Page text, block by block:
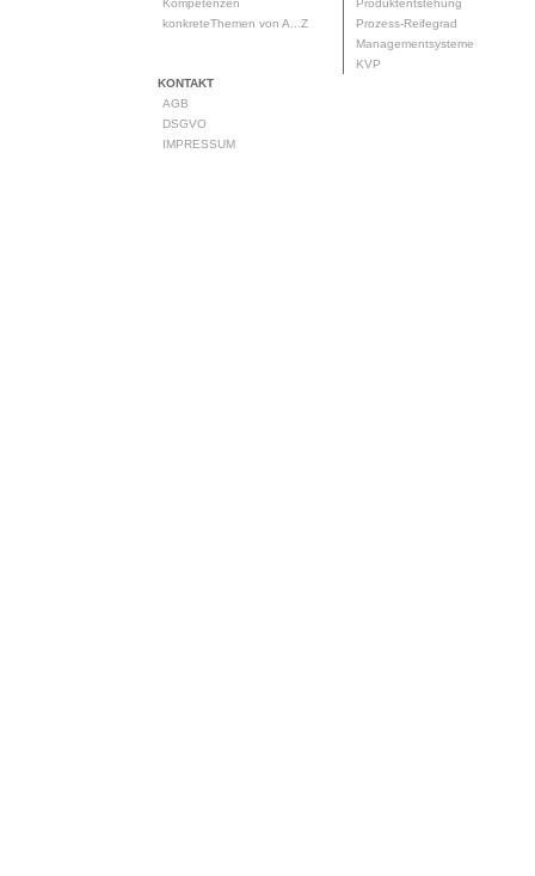
Kompetenzen
konkreteThemen von A...Z
Produktentstehung
Prozess-Reifegrad
Managementsysteme
KVP
KONTAKT
AGB
DSGVO
IMPRESSUM